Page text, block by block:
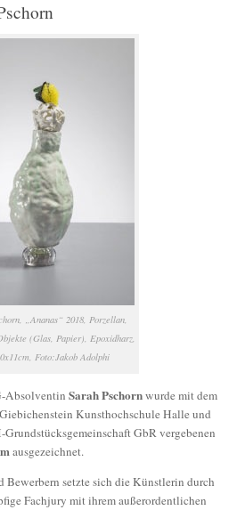
„Ananas“ 2018, Porzellan,
(Glas, Papier), Epoxidharz,
Foto:Jakob Adolphi
Absolventin Sarah Pschornwurde mit dem
Kunsthochschule Halle und
GbR vergebenen
ausgezeichnet.
Bewerbern setzte sich die Künstlerin durch
Fachjury mit ihrem außerordentlichen